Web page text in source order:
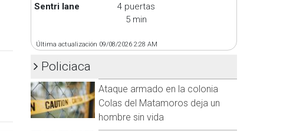
Sentri lane
4 puertas
5 min
Última actualización 09/08/2026 2:28 AM
Policiaca
Ataque armado en la colonia
Colas del Matamoros deja un
hombre sin vida